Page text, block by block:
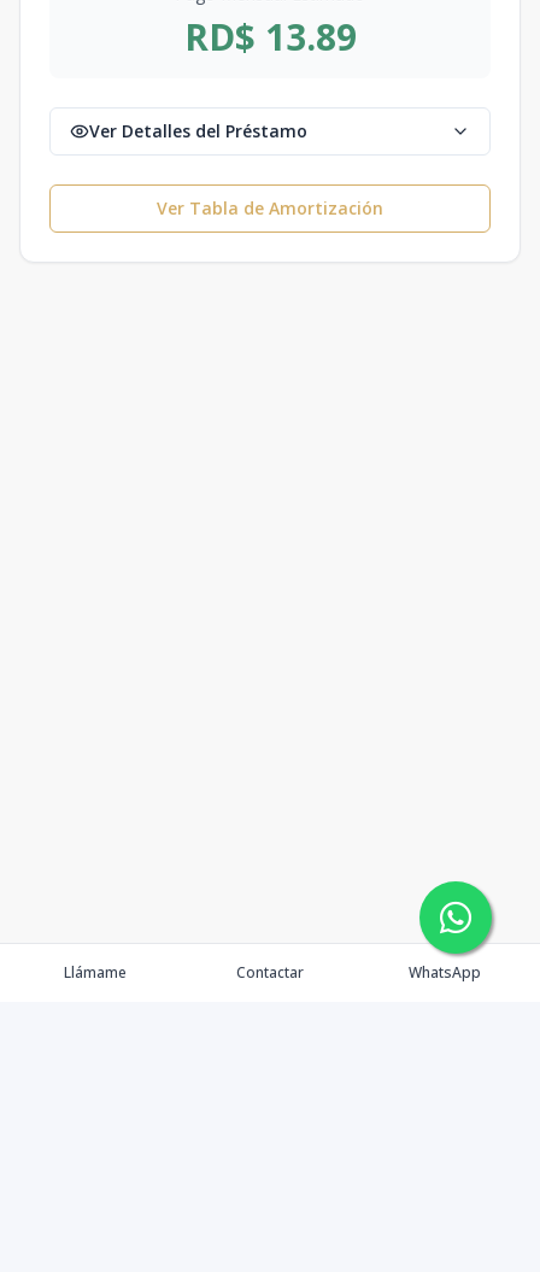
RD$ 13.89
Ver Detalles del Préstamo
Ver Tabla de Amortización
Llámame Contactar WhatsApp